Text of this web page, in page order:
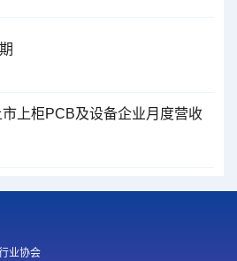
上柜PCB及设备企业月度营收
业协会